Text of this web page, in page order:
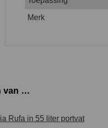
Merk
van …